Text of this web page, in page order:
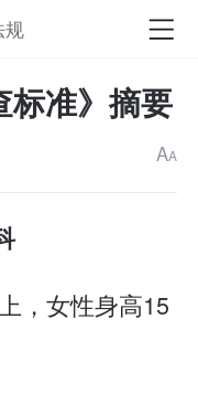
规
标准》摘要
AA
，女性身高15